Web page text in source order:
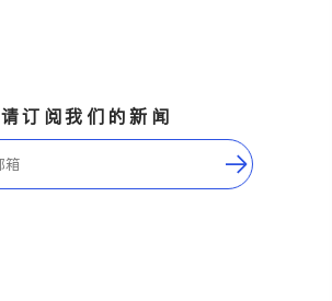
请订阅我们的新闻